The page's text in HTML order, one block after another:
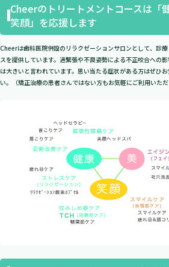
Cheerのトリートメントコースは「
笑顔」を応援します
Cheerは歯科医院併設のリラクゼーションサロンとして、診
スを提供しています。過緊張や不良姿勢による不正咬合への
は大きいと言われています。思い当たる症状がある方はぜひ
い。（矯正治療の患者さんではない方もお気軽にご利用いただ